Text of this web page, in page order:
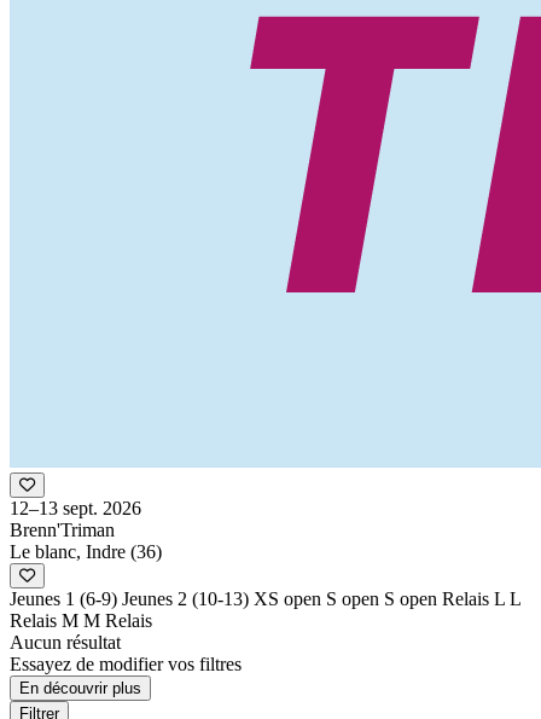
12–13 sept. 2026
Brenn'Triman
Le blanc, Indre (36)
Jeunes 1 (6-9) Jeunes 2 (10-13) XS open S open S open Relais L L
Relais M M Relais
Aucun résultat
Essayez de modifier vos filtres
En découvrir plus
Filtrer